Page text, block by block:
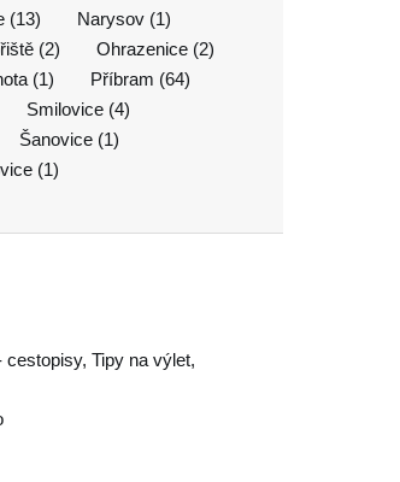
(13)
Narysov (1)
(2)
Ohrazenice (2)
(1)
Příbram (64)
Smilovice (4)
Šanovice (1)
(1)
Tipy na výlet,